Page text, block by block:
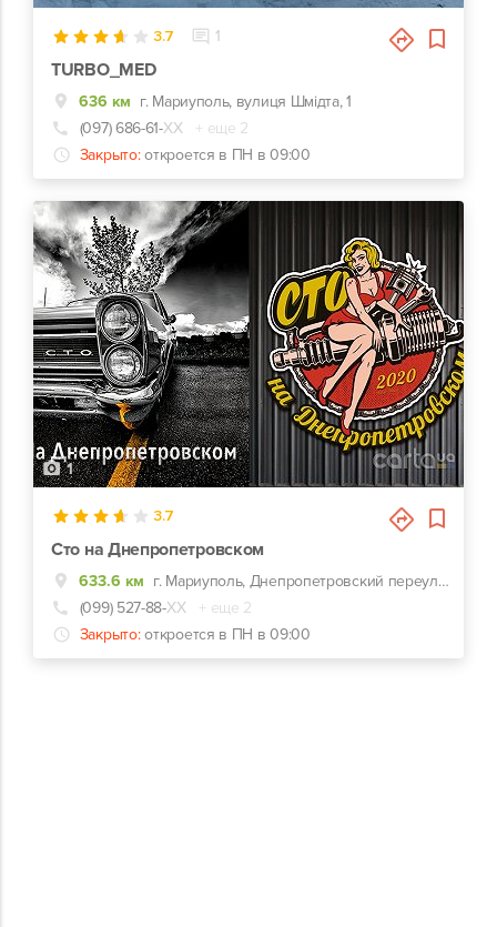
3.7 1
TURBO_MED
636 км г. Мариуполь, вулиця Шмідта, 1
(097) 686-61-ХХ
+ еще 2
Закрыто: откроется в ПН в 09:00
1
3.7
Сто на Днепропетровском
633.6 км
г. Мариуполь, Днепропетровский переулок, 19/2
(099) 527-88-ХХ
+ еще 2
Закрыто: откроется в ПН в 09:00